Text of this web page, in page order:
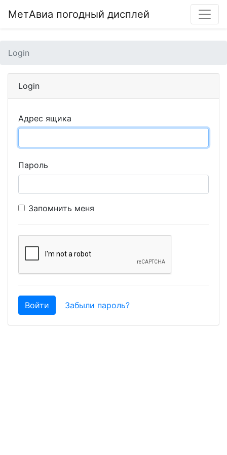
МетАвиа погодный дисплей
Login
Login
Адрес ящика
Пароль
Запомнить меня
Войти Забыли пароль?